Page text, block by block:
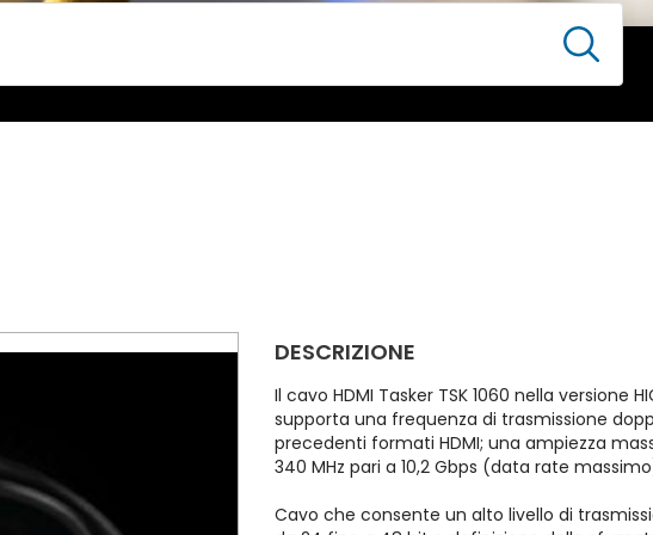
DESCRIZIONE
Il cavo HDMI Tasker TSK 1060 nella versione
supporta una frequenza di trasmissione
precedenti formati HDMI; una ampiezza
340 MHz pari a 10,2 Gbps (data rate
Cavo che consente un alto livello di